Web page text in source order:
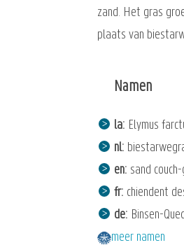
zand. Het gras
plaats van
Namen
la Elymus
nl
en sand
fr chiendent
de Binsen-
meer namen